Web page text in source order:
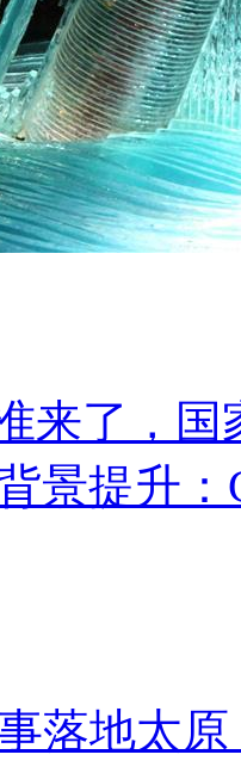
来了，
景提升：
落地太